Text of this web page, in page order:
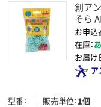
創ア
そら
お申込
在庫：
お届け
ア
型番 販売単位 1個